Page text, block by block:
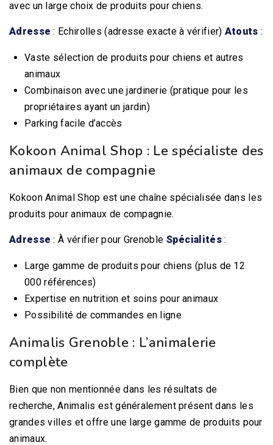
avec un large choix de produits pour chiens.
Adresse : Echirolles (adresse exacte à vérifier) Atouts :
Vaste sélection de produits pour chiens et autres
animaux
Combinaison avec une jardinerie (pratique pour les
propriétaires ayant un jardin)
Parking facile d’accès
Kokoon Animal Shop : Le spécialiste des
animaux de compagnie
Kokoon Animal Shop est une chaîne spécialisée dans les
produits pour animaux de compagnie.
Adresse : À vérifier pour Grenoble Spécialités:
Large gamme de produits pour chiens (plus de 12
000 références)
Expertise en nutrition et soins pour animaux
Possibilité de commandes en ligne
Animalis Grenoble : L’animalerie
complète
Bien que non mentionnée dans les résultats de
recherche, Animalis est généralement présent dans les
grandes villes et offre une large gamme de produits pour
animaux.